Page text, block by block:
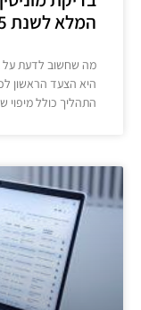
המלא לשנת 2025
מה שחשוב לדעת על
היא הצעד הראשון
התהליך כולל מיפוי